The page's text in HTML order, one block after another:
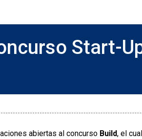
Start-
abiertas al concurso Build, el